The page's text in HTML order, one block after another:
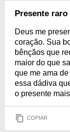
Presente
Deus me
coração. Sua
bênçãos que
maior do que
que me ama
essa dádiva
o presente
COPIAR